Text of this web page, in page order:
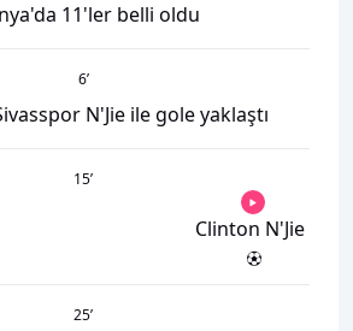
11'ler belli oldu
6’
N'Jie ile gole yaklaştı
15’
Clinton N'Jie
25’